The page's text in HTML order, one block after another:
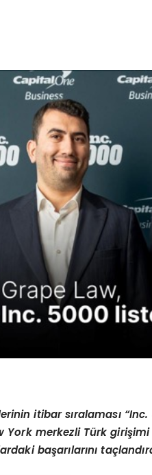
itibar sıralaması “Inc.
York merkezli Türk girişimi
başarılarını